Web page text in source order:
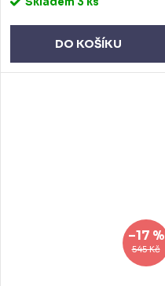
DO KOŠÍKU
545 Kč
–17 %